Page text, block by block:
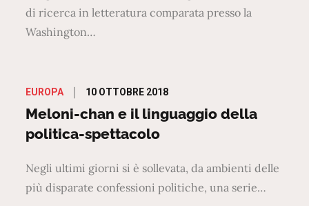
di ricerca in letteratura comparata presso la
Washington…
EUROPA
Posted
on
10 OTTOBRE 2018
Meloni-chan e il linguaggio della
politica-spettacolo
Negli ultimi giorni si è sollevata, da ambienti delle
più disparate confessioni politiche, una serie…